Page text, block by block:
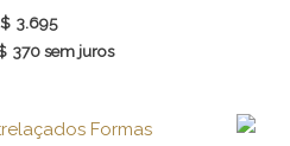
3.695
370 sem juros